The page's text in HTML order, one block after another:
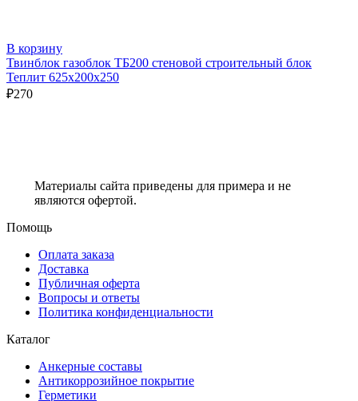
В корзину
Твинблок газоблок ТБ200 стеновой строительный блок
Теплит 625х200х250
₽270
Материалы сайта приведены для примера и не
являются офертой.
Помощь
Оплата заказа
Доставка
Публичная оферта
Вопросы и ответы
Политика конфиденциальности
Каталог
Анкерные составы
Антикоррозийное покрытие
Герметики